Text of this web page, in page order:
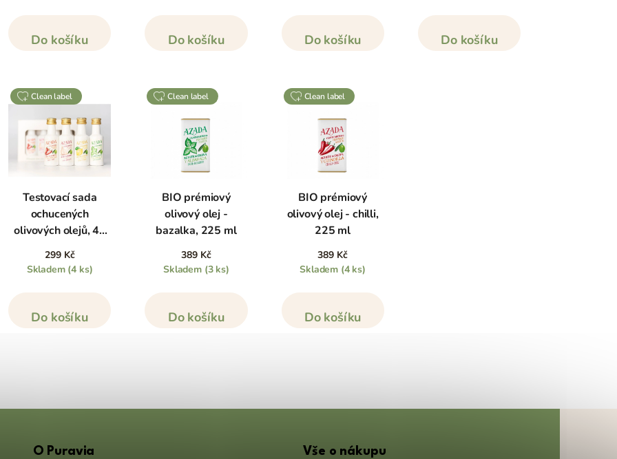
Do košíku Do košíku Do košíku Do košíku
clean label
Testovací sada
ochucených
olivových olejů, 4x
20 ml
299 Kč
Skladem (4 ks)
Do košíku
clean label
BIO prémiový
olivový olej -
bazalka, 225 ml
389 Kč
Skladem (3 ks)
Do košíku
clean label
BIO prémiový
olivový olej - chilli,
225 ml
389 Kč
Skladem (4 ks)
Do košíku
O Puravia Vše o nákupu